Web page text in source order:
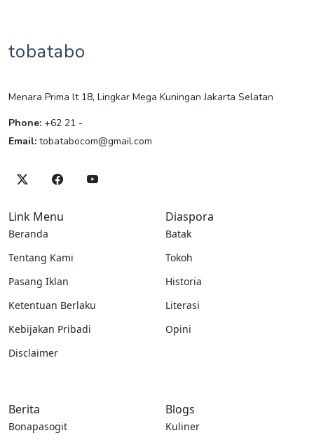
tobatabo
Menara Prima lt 18, Lingkar Mega Kuningan Jakarta Selatan
Phone: +62 21 -
Email: tobatabocom@gmail.com
Link Menu
Beranda
Tentang Kami
Pasang Iklan
Ketentuan Berlaku
Kebijakan Pribadi
Disclaimer
Diaspora
Batak
Tokoh
Historia
Literasi
Opini
Berita
Bonapasogit
Blogs
Kuliner